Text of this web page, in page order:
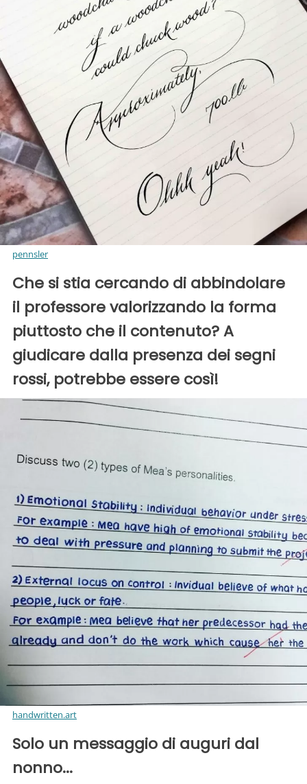
pennsler
Che si stia cercando di abbindolare
il professore valorizzando la forma
piuttosto che il contenuto? A
giudicare dalla presenza dei segni
rossi, potrebbe essere così!
handwritten.art
Solo un messaggio di auguri dal
nonno...